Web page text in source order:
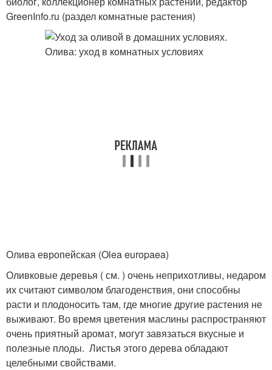
GreenInfo.ru (раздел комнатные растения)
Олива европейская (Olea europaea)
Оливковые деревья ( см. ) очень неприхотливы, недаром
их считают символом благоденствия, они способны
расти и плодоносить там, где многие другие растения не
выживают. Во время цветения маслины распространяют
очень приятный аромат, могут завязаться вкусные и
полезные плоды. Листья этого дерева обладают
целебными свойствами.